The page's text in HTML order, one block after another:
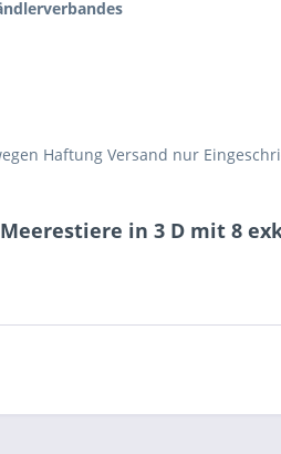
Haftung Versand nur
in 3 D mit 8